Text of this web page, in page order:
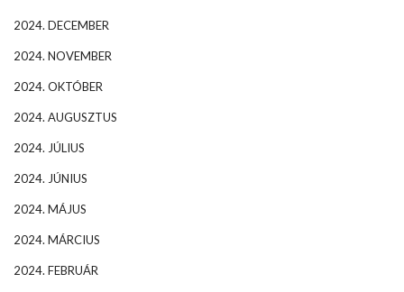
2024. DECEMBER
2024. NOVEMBER
2024. OKTÓBER
2024. AUGUSZTUS
2024. JÚLIUS
2024. JÚNIUS
2024. MÁJUS
2024. MÁRCIUS
2024. FEBRUÁR